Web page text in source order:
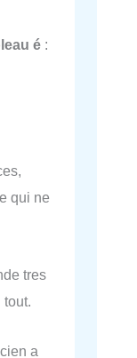
é :
qui ne
tres
a